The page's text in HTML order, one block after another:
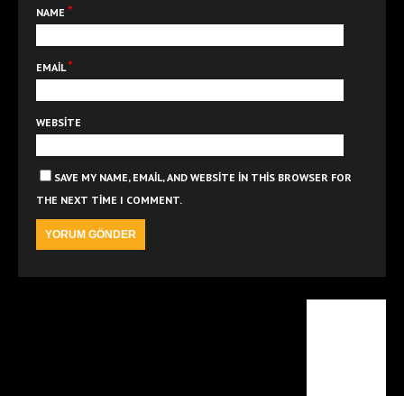
NAME *
EMAIL*
WEBSITE
SAVE MY NAME, EMAIL, AND WEBSITE IN THIS BROWSER FOR
THE NEXT TIME I COMMENT.